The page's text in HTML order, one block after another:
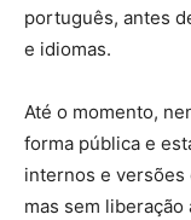
português, antes
e idiomas.
Até o momento,
forma pública e
internos e versões
mas sem liberação